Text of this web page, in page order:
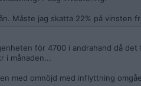
Måste jag skatta 22% på vinsten
för 4700 i andrahand då
i månaden...
med omnöjd med inflyttning